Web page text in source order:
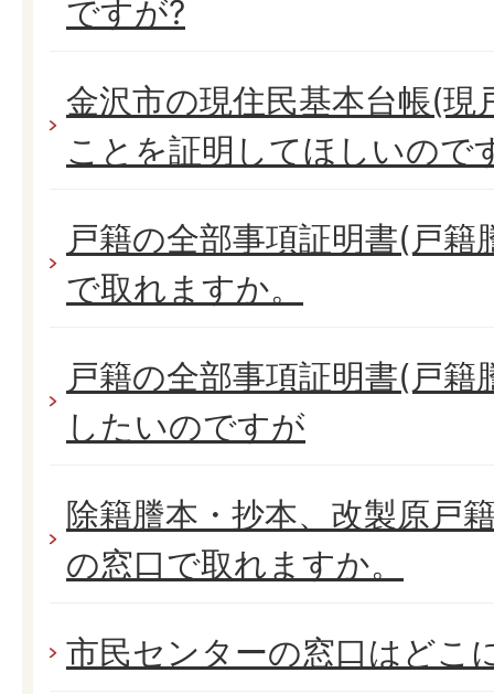
ですが?
金沢市の現住民基本台帳(現
ことを証明してほしいので
戸籍の全部事項証明書(戸
で取れますか。
戸籍の全部事項証明書(戸籍
したいのですが
除籍謄本・抄本、改製原戸
の窓口で取れますか。
市民センターの窓口はどこ